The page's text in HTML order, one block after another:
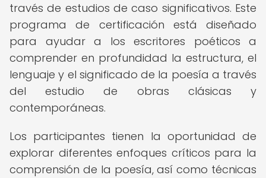
través de estudios de caso significativos. Este
programa de certificación está diseñado
para ayudar a los escritores poéticos a
comprender en profundidad la estructura, el
lenguaje y el significado de la poesía a través
del estudio de obras clásicas y
contemporáneas.
Los participantes tienen la oportunidad de
explorar diferentes enfoques críticos para la
comprensión de la poesía, así como técnicas